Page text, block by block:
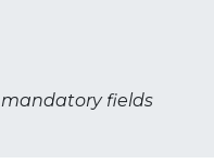
mandatory fields